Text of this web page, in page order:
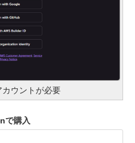
ウントが必要
で購入